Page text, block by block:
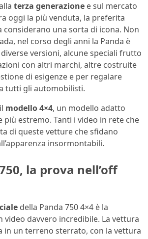
terza generazione e sul mercato
oggi la più venduta, la preferita
considerano una sorta di icona. Non
nel corso degli anni la Panda è
versioni, alcune speciali frutto
con altri marchi, altre costruite
di esigenze e per regalare
tutti gli automobilisti.
modello 4×4, un modello adatto
più estremo. Tanti i video in rete che
di queste vetture che sfidano
insormontabili.
la prova nell’off
della Panda 750 4×4 è la
video davvero incredibile. La vettura
in un terreno sterrato, con la vettura